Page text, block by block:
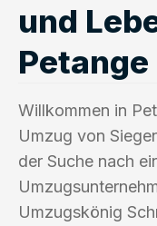
und
Petange
Willkommen in
Umzug von
der Suche nach
Umzugskönig